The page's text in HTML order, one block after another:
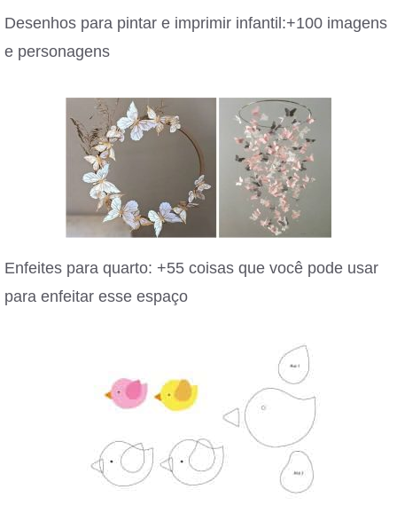
Desenhos para pintar e imprimir infantil:+100 imagens
e personagens
Enfeites para quarto: +55 coisas que você pode usar
para enfeitar esse espaço